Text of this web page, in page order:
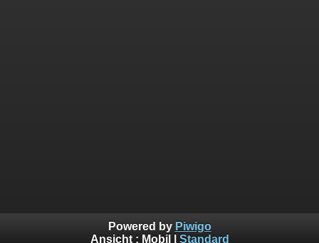
Powered by Piwigo
Ansicht : Mobil Standard